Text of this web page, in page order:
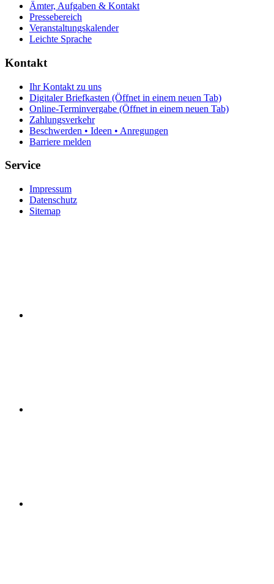
Ämter, Aufgaben & Kontakt
Pressebereich
Veranstaltungskalender
Leichte Sprache
Kontakt
Ihr Kontakt zu uns
Digitaler Briefkasten (Öffnet in einem neuen Tab)
Online-Terminvergabe (Öffnet in einem neuen Tab)
Zahlungsverkehr
Beschwerden • Ideen • Anregungen
Barriere melden
Service
Impressum
Datenschutz
Sitemap